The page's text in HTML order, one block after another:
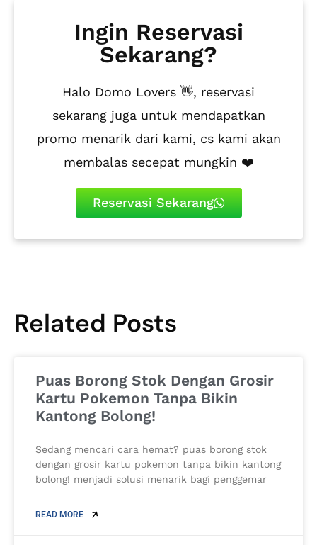
Ingin Reservasi
Sekarang?
Halo Domo Lovers 👋, reservasi
sekarang juga untuk mendapatkan
promo menarik dari kami, cs kami akan
membalas secepat mungkin ❤️
Reservasi Sekarang
Related Posts
Puas Borong Stok Dengan Grosir
Kartu Pokemon Tanpa Bikin
Kantong Bolong!
Sedang mencari cara hemat? puas borong stok
dengan grosir kartu pokemon tanpa bikin kantong
bolong! menjadi solusi menarik bagi penggemar
READ MORE